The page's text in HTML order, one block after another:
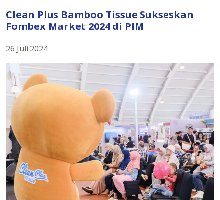
Clean Plus Bamboo Tissue Sukseskan
Fombex Market 2024 di PIM
26 Juli 2024